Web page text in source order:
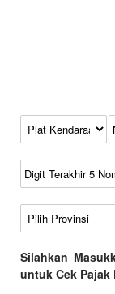
Kode Plat
No Plat
No Seri
No Rangka
Wilayah
Silahkan
untuk Cek Pajak